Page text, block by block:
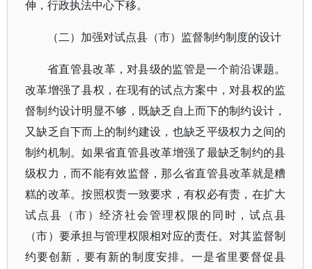
伸，行政执法中心下移。
（二）加强对试点县（市）监督制约制度的设计
省直管县改革，对县级的监管是一个前沿课题。
改革增强了县权，在现有的试点方案中，对县权的监
督制约设计明显不够，既缺乏自上而下的制约设计，
又缺乏自下而上的制约建设，也缺乏平级权力之间的
制约机制。如果省直管县改革增强了最缺乏制约的县
级权力，而不能有效监督，那么省直管县改革就是糟
糕的改革。按照权责一致要求，有权必有责，在扩大
试点县（市）经济社会管理权限的同时，试点县
（市）要承担与管理权限相对应的责任。对其监督制
约要创新，要有新的制度安排。一是省里要督促县